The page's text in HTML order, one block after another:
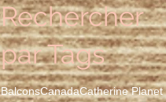
Rechercher
par Tags
BalconsCanadaCatherine Planet